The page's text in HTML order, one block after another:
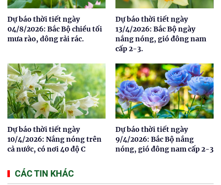
Dự báo thời tiết ngày
04/8/2026: Bắc Bộ chiều tối
mưa rào, dông rải rác.
Dự báo thời tiết ngày
13/4/2026: Bắc Bộ ngày
nắng nóng, gió đông nam
cấp 2-3.
Dự báo thời tiết ngày
10/4/2026: Nắng nóng trên
cả nước, có nơi 40 độ C
Dự báo thời tiết ngày
9/4/2026: Bắc Bộ nắng
nóng, gió đông nam cấp 2-3
CÁC TIN KHÁC